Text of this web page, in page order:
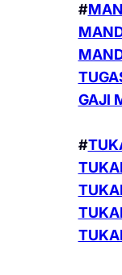
#
GAJI
#